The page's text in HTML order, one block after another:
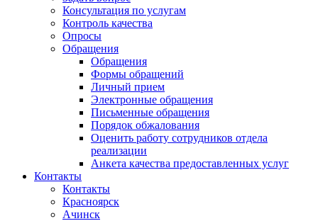
Консультация по услугам
Контроль качества
Опросы
Обращения
Обращения
Формы обращений
Личный прием
Электронные обращения
Письменные обращения
Порядок обжалования
Оценить работу сотрудников отдела
реализации
Анкета качества предоставленных услуг
Контакты
Контакты
Красноярск
Ачинск